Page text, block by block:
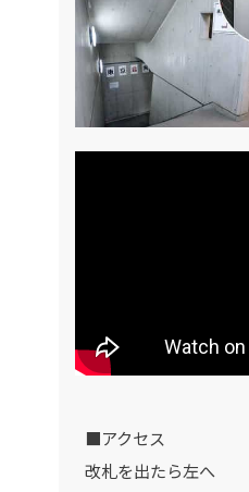
■アクセス
改札を出たら左へ